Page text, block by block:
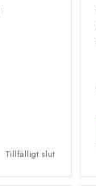
Tillfälligt slut